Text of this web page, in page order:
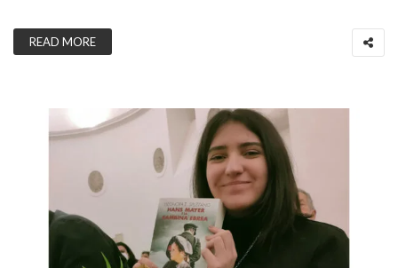
READ MORE